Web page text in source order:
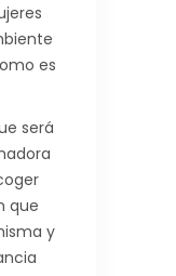
es
será
que
y